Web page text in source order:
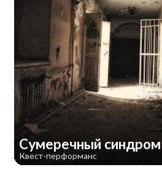
Сумеречный синдром
Квест-перформанс